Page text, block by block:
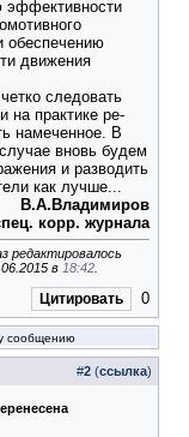
обеспечению
движения
следовать
на практике ре­
намеченное. В
вновь будем
и разводить
как лучше...
В.А.Владимиров
корр. журнала
редактировалось
в 18:42
Цитировать 0
сообщению
#2 (ссылка)